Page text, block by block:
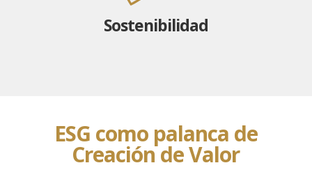
Sostenibilidad
ESG como palanca de
Creación de Valor